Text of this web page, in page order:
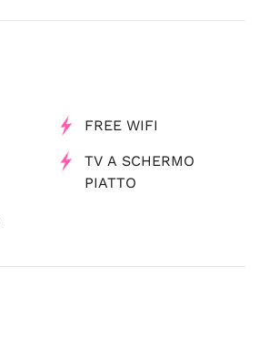
FREE WIFI
TV A SCHERMO
PIATTO